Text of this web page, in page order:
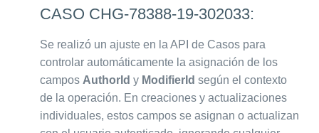
CASO CHG-78388-19-302033:
Se realizó un ajuste en la API de Casos para
controlar automáticamente la asignación de los
campos AuthorId y ModifierId según el contexto
de la operación. En creaciones y actualizaciones
individuales, estos campos se asignan o actualizan